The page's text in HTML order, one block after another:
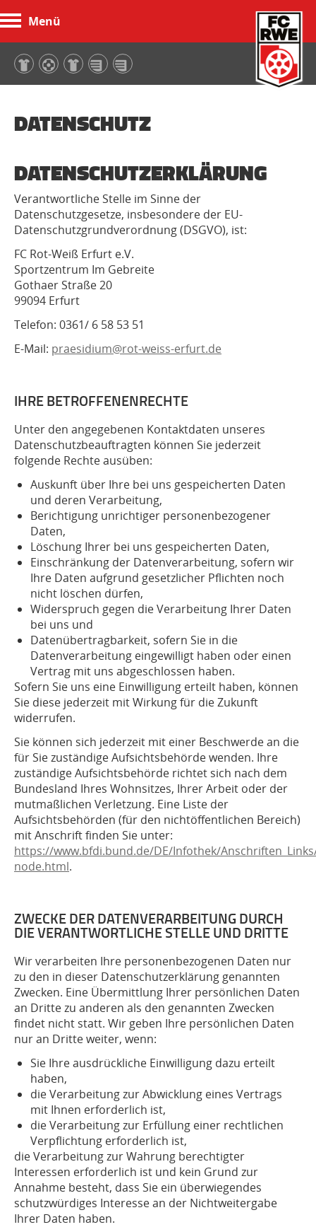
Menü
DATENSCHUTZ
DATENSCHUTZERKLÄRUNG
Verantwortliche Stelle im Sinne der
Datenschutzgesetze, insbesondere der EU-
Datenschutzgrundverordnung (DSGVO), ist:
FC Rot-Weiß Erfurt e.V.
Sportzentrum Im Gebreite
Gothaer Straße 20
99094 Erfurt
Telefon: 0361/ 6 58 53 51
E-Mail: praesidium@rot-weiss-erfurt.de
IHRE BETROFFENENRECHTE
Unter den angegebenen Kontaktdaten unseres
Datenschutzbeauftragten können Sie jederzeit
folgende Rechte ausüben:
Auskunft über Ihre bei uns gespeicherten Daten
und deren Verarbeitung,
Berichtigung unrichtiger personenbezogener
Daten,
Löschung Ihrer bei uns gespeicherten Daten,
Einschränkung der Datenverarbeitung, sofern wir
Ihre Daten aufgrund gesetzlicher Pflichten noch
nicht löschen dürfen,
Widerspruch gegen die Verarbeitung Ihrer Daten
bei uns und
Datenübertragbarkeit, sofern Sie in die
Datenverarbeitung eingewilligt haben oder einen
Vertrag mit uns abgeschlossen haben.
Sofern Sie uns eine Einwilligung erteilt haben, können
Sie diese jederzeit mit Wirkung für die Zukunft
widerrufen.
Sie können sich jederzeit mit einer Beschwerde an die
für Sie zuständige Aufsichtsbehörde wenden. Ihre
zuständige Aufsichtsbehörde richtet sich nach dem
Bundesland Ihres Wohnsitzes, Ihrer Arbeit oder der
mutmaßlichen Verletzung. Eine Liste der
Aufsichtsbehörden (für den nichtöffentlichen Bereich)
mit Anschrift finden Sie unter:
https://www.bfdi.bund.de/DE/Infothek/
node.html.
ZWECKE DER DATENVERARBEITUNG DURCH
DIE VERANTWORTLICHE STELLE UND DRITTE
Wir verarbeiten Ihre personenbezogenen Daten nur
zu den in dieser Datenschutzerklärung genannten
Zwecken. Eine Übermittlung Ihrer persönlichen Daten
an Dritte zu anderen als den genannten Zwecken
findet nicht statt. Wir geben Ihre persönlichen Daten
nur an Dritte weiter, wenn:
Sie Ihre ausdrückliche Einwilligung dazu erteilt
haben,
die Verarbeitung zur Abwicklung eines Vertrags
mit Ihnen erforderlich ist,
die Verarbeitung zur Erfüllung einer rechtlichen
Verpflichtung erforderlich ist,
die Verarbeitung zur Wahrung berechtigter
Interessen erforderlich ist und kein Grund zur
Annahme besteht, dass Sie ein überwiegendes
schutzwürdiges Interesse an der Nichtweitergabe
Ihrer Daten haben.